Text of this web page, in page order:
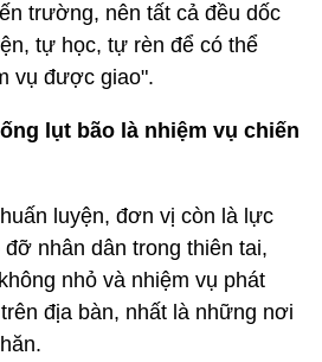
trường, nên tất cả đều dốc
tự học, tự rèn để có thể
vụ được giao".
lụt bão là nhiệm vụ chiến
luyện, đơn vị còn là lực
nhân dân trong thiên tai,
nhỏ và nhiệm vụ phát
địa bàn, nhất là những nơi